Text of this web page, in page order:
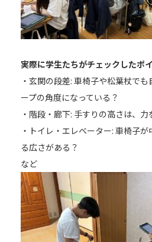
実際に学生たちがチェックしたポ
・玄関の段差: 車椅子や松葉杖で
ープの角度になっている？
・階段・廊下: 手すりの高さは、
・トイレ・エレベーター: 車椅子
る広さがある？
など
twitter